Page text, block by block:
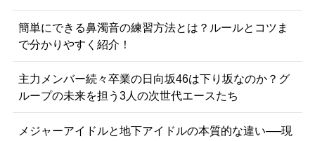
簡単にできる鼻濁音の練習方法とは？ルールとコツま
で分かりやすく紹介！
主力メンバー続々卒業の日向坂46は下り坂なのか？グ
ループの未来を担う3人の次世代エースたち
メジャーアイドルと地下アイドルの本質的な違い──現